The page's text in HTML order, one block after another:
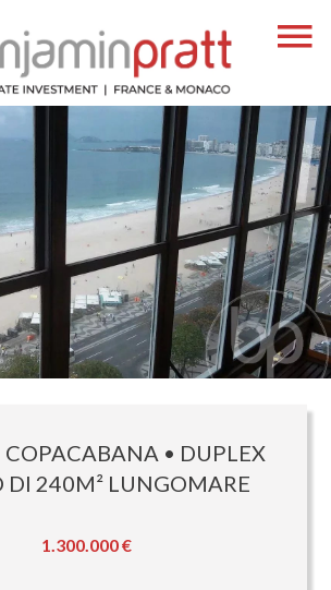
COPACABANA • DUPLEX
DI 240M² LUNGOMARE
1.300.000 €